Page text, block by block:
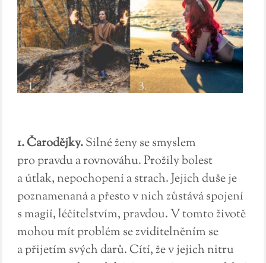
1. Čarodějky.Silné ženy se smyslem
pro pravdu a rovnováhu. Prožily bolest
a útlak, nepochopení a strach. Jejich duše je
poznamenaná a přesto v nich zůstává spojení
s magií, léčitelstvím, pravdou. V tomto životě
mohou mít problém se zviditelněním se
a přijetím svých darů. Cítí, že v jejich nitru